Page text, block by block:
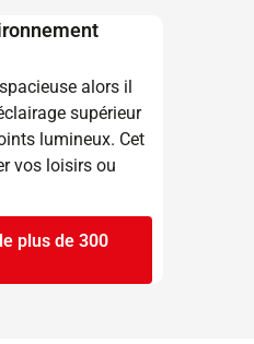
alors il
supérieur
lumineux. Cet
vos loisirs ou
plus de 300